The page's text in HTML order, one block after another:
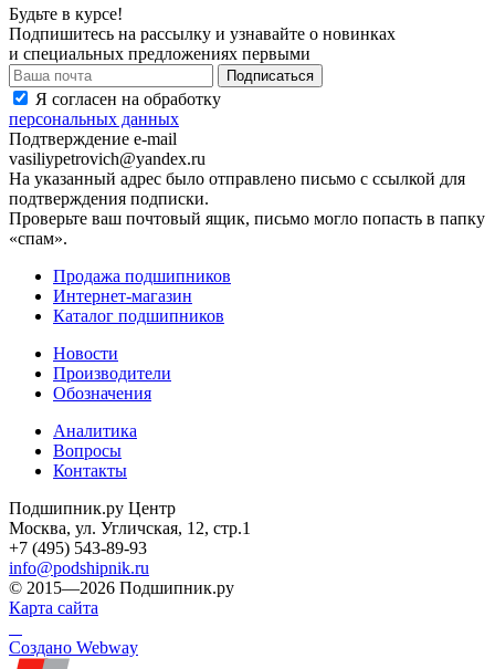
Будьте в курсе!
Подпишитесь на рассылку и узнавайте о новинках
и специальных предложениях первыми
Я согласен на обработку
персональных данных
Подтверждение e-mail
vasiliypetrovich@yandex.ru
На указанный адрес было отправлено письмо с ссылкой для
подтверждения подписки.
Проверьте ваш почтовый ящик, письмо могло попасть в папку
«спам».
Продажа подшипников
Интернет-магазин
Каталог подшипников
Новости
Производители
Обозначения
Аналитика
Вопросы
Контакты
Подшипник.ру Центр
Москва, ул. Угличская, 12, стр.1
+7 (495) 543-89-93
info@podshipnik.ru
© 2015—2026 Подшипник.ру
Карта сайта
Создано Webway